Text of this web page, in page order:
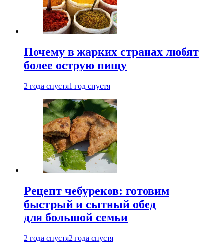
Почему в жарких странах любят
более острую пищу
2 года спустя1 год спустя
Рецепт чебуреков: готовим
быстрый и сытный обед
для большой семьи
2 года спустя2 года спустя